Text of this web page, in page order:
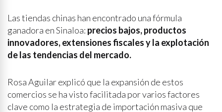
Las tiendas chinas han encontrado una fórmula
ganadora en Sinaloa: precios bajos, productos
innovadores, extensiones fiscales y la explotación
de las tendencias del mercado.
Rosa Aguilar explicó que la expansión de estos
comercios se ha visto facilitada por varios factores
clave como la estrategia de importación masiva que